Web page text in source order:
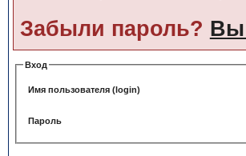
Забыли пароль? Вы
Вход
Имя пользователя (login)
Пароль